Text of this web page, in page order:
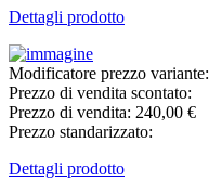
Dettagli prodotto
Modificatore prezzo variante:
Prezzo di vendita scontato:
Prezzo di vendita: 240,00 €
Prezzo standarizzato:
Dettagli prodotto